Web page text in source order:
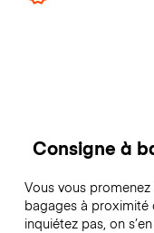
Consigne à
Vous vous
bagages à proximité
inquiétez pas, on